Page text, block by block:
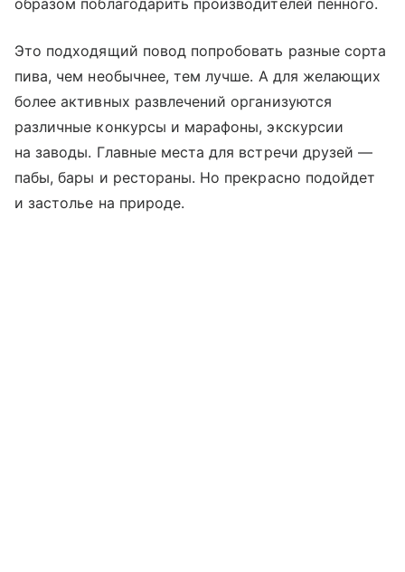
Это подходящий повод попробовать разные сорта
пива, чем необычнее, тем лучше. А для желающих
более активных развлечений организуются
различные конкурсы и марафоны, экскурсии
на заводы. Главные места для встречи друзей —
пабы, бары и рестораны. Но прекрасно подойдет
и застолье на природе.